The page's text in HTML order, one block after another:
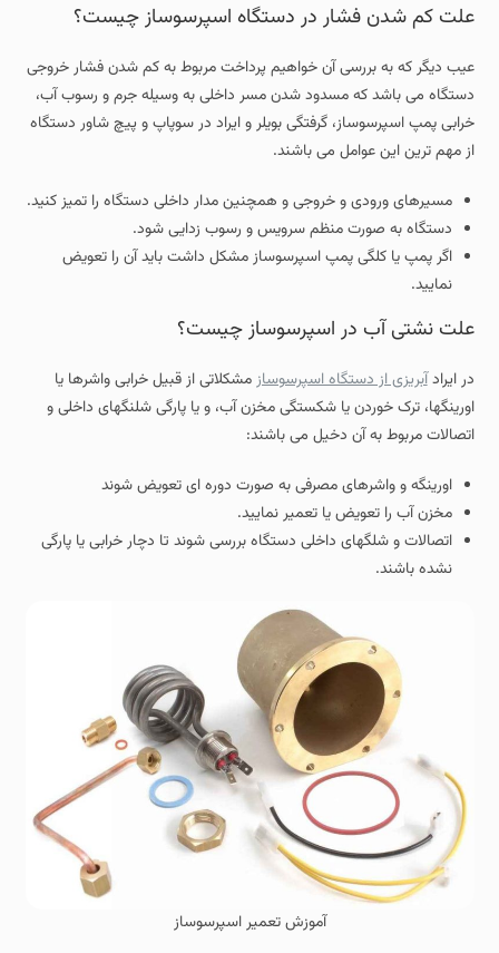
علت کم شدن فشار در دستگاه اسپرسوساز چیست؟
عیب دیگر که به بررسی آن خواهیم پرداخت مربوط به کم شدن فشار خروجی
دستگاه می باشد که مسدود شدن مسر داخلی به وسیله جرم و رسوب آب،
خرابی پمپ اسپرسوساز، گرفتگی بویلر و ایراد در سوپاپ و پیچ شاور دستگاه
از مهم ترین این عوامل می باشند.
مسیرهای ورودی و خروجی و همچنین مدار داخلی دستگاه را تمیز کنید.
دستگاه به صورت منظم سرویس و رسوب زدایی شود.
اگر پمپ یا کلگی پمپ اسپرسوساز مشکل داشت باید آن را تعویض
نمایید.
علت نشتی آب در اسپرسوساز چیست؟
در ایرادآبریزی از دستگاه اسپرسوسازمشکلاتی از قبیل خرابی واشرها یا
اورینگها، ترک خوردن یا شکستگی مخزن آب، و یا پارگی شلنگهای داخلی و
اتصالات مربوط به آن دخیل می باشند:
اورینگه و واشرهای مصرفی به صورت دوره ای تعویض شوند
مخزن آب را تعویض یا تعمیر نمایید.
اتصالات و شلگهای داخلی دستگاه بررسی شوند تا دچار خرابی یا پارگی
نشده باشند.
آموزش تعمیر اسپرسوساز